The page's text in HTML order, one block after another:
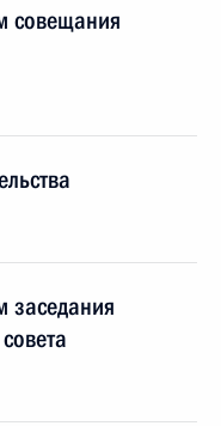
совещания
заседания